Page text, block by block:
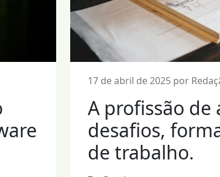
17 de abril de 2025 por
A profissão
desafios,
de trabalho.